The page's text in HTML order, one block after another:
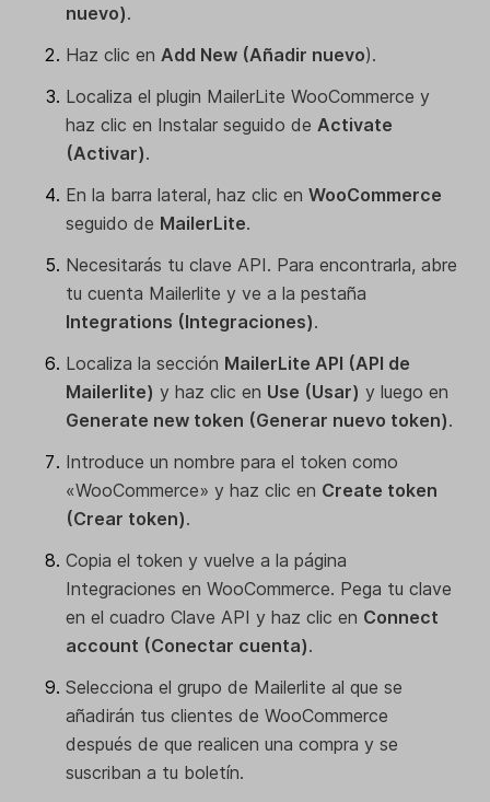
nuevo).
Haz clic en Add New (Añadir nuevo).
Localiza el plugin MailerLite WooCommerce y
haz clic en Instalar seguido de Activate
(Activar).
En la barra lateral, haz clic en WooCommerce
seguido de MailerLite.
Necesitarás tu clave API. Para encontrarla, abre
tu cuenta Mailerlite y ve a la pestaña
Integrations (Integraciones).
Localiza la sección MailerLite API (API de
Mailerlite) y haz clic en Use (Usar) y luego en
Generate new token (Generar nuevo token).
Introduce un nombre para el token como
«WooCommerce» y haz clic en Create token
(Crear token).
Copia el token y vuelve a la página
Integraciones en WooCommerce. Pega tu clave
en el cuadro Clave API y haz clic en Connect
account (Conectar cuenta).
Selecciona el grupo de Mailerlite al que se
añadirán tus clientes de WooCommerce
después de que realicen una compra y se
suscriban a tu boletín.